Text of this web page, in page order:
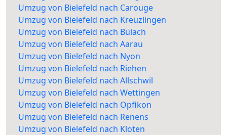
Umzug von Bielefeld nach Carouge
Umzug von Bielefeld nach Kreuzlingen
Umzug von Bielefeld nach Bülach
Umzug von Bielefeld nach Aarau
Umzug von Bielefeld nach Nyon
Umzug von Bielefeld nach Riehen
Umzug von Bielefeld nach Allschwil
Umzug von Bielefeld nach Wettingen
Umzug von Bielefeld nach Opfikon
Umzug von Bielefeld nach Renens
Umzug von Bielefeld nach Kloten